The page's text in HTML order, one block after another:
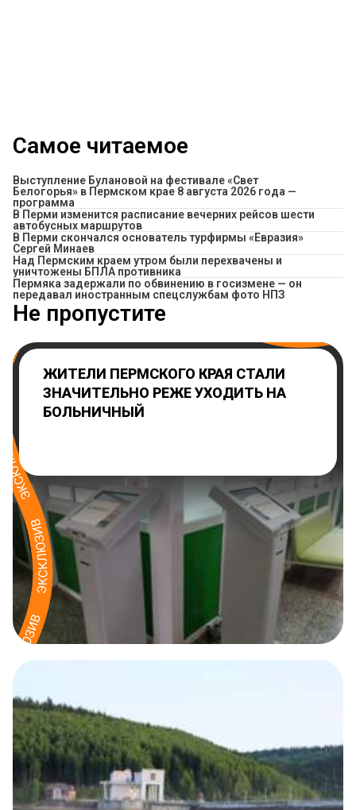
Самое читаемое
Выступление Булановой на фестивале «Свет
Белогорья» в Пермском крае 8 августа 2026 года —
программа
​В Перми изменится расписание вечерних рейсов шести
автобусных маршрутов
В Перми скончался основатель турфирмы «Евразия»
Сергей Минаев
Над Пермским краем утром были перехвачены и
уничтожены БПЛА противника
Пермяка задержали по обвинению в госизмене — он
передавал иностранным спецслужбам фото НПЗ
Не пропустите
ЖИТЕЛИ ПЕРМСКОГО КРАЯ СТАЛИ
ЗНАЧИТЕЛЬНО РЕЖЕ УХОДИТЬ НА
БОЛЬНИЧНЫЙ